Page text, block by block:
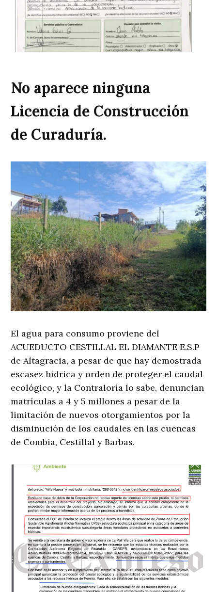
No aparece ninguna
Licencia de Construcción
de Curaduría.
El agua para consumo proviene del
ACUEDUCTO CESTILLAL EL DIAMANTE E.S.P
de Altagracia, a pesar de que hay demostrada
escasez hídrica y orden de proteger el caudal
ecológico, y la Contraloría lo sabe, denuncian
matrículas a 4 y 5 millones a pesar de la
limitación de nuevos otorgamientos por la
disminución de los caudales en las cuencas
de Combia, Cestillal y Barbas.